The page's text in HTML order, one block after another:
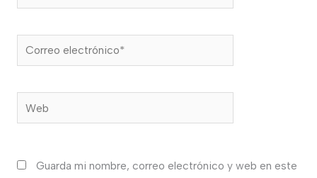
Correo
electrónico*
Web
Guarda mi nombre, correo electrónico y web en este